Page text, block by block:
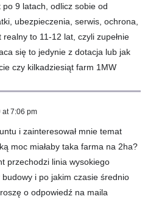
9 latach, odlicz sobie od
ubezpieczenia, serwis, ochrona,
to 11-12 lat, czyli zupełnie
się to jedynie z dotacja lub jak
czy kilkadziesiąt farm 1MW
7:06 pm
i zainteresował mnie temat
moc miałaby taka farma na 2ha?
przechodzi linia wysokiego
i po jakim czasie średnio
o odpowiedź na maila